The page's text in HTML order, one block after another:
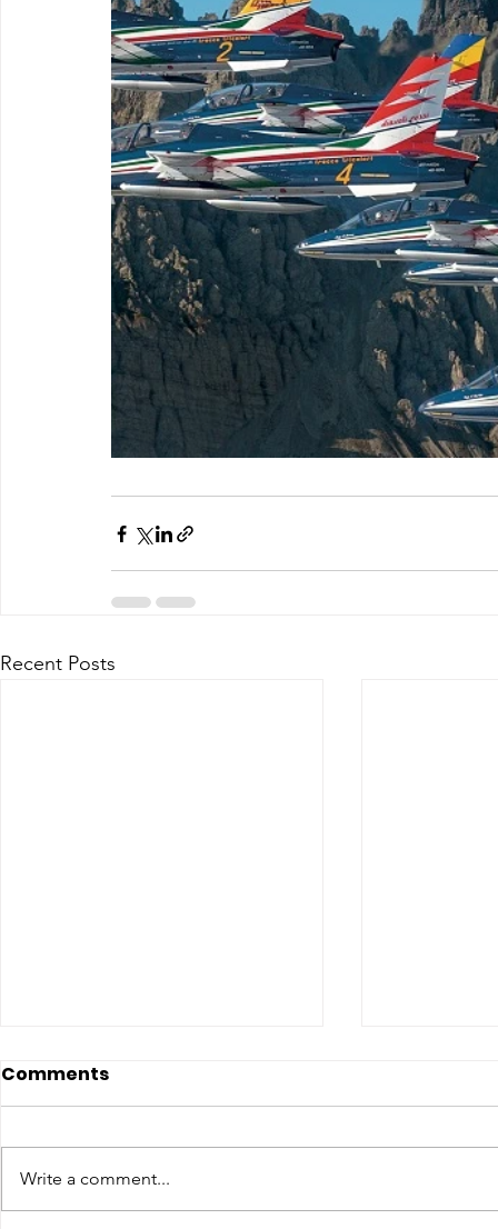
Recent Posts
Comments
Write a comment...